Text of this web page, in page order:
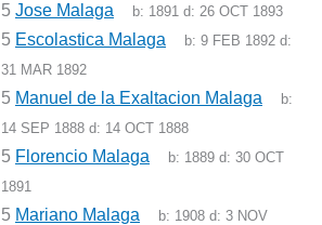
5 Jose Malaga b: 1891 d:26 OCT 1893
5 Escolastica Malaga b:9 FEB 1892 d:
31 MAR 1892
5 Manuel de la Exaltacion Malaga
b:
14 SEP 1888 d: 14 OCT 1888
5 Florencio Malaga b: 1889 d:30 OCT
1891
5 Mariano Malaga b: 1908 d:3 NOV